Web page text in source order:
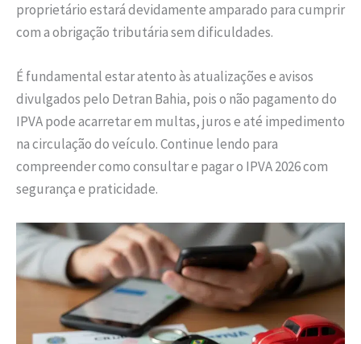
proprietário estará devidamente amparado para cumprir
com a obrigação tributária sem dificuldades.
É fundamental estar atento às atualizações e avisos
divulgados pelo Detran Bahia, pois o não pagamento do
IPVA pode acarretar em multas, juros e até impedimento
na circulação do veículo. Continue lendo para
compreender como consultar e pagar o IPVA 2026 com
segurança e praticidade.